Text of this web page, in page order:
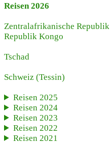
Reisen 2026
Zentralafrikanische Republik
Republik Kongo
Tschad
Schweiz (Tessin)
Reisen 2025
Reisen 2024
Reisen 2023
Reisen 2022
Reisen 2021